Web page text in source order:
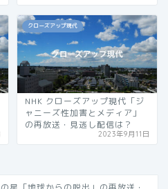
クローズアップ現代
NHK クローズアップ現代「ジ
ャニーズ性加害とメディア」
の再放送・見逃し配信は？
2023年9月11日